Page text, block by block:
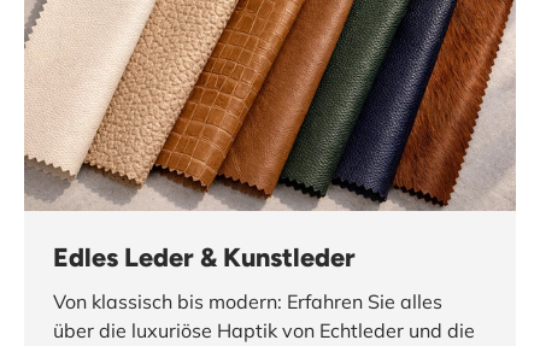
Edles Leder & Kunstleder
Von klassisch bis modern: Erfahren Sie alles
über die luxuriöse Haptik von Echtleder und die